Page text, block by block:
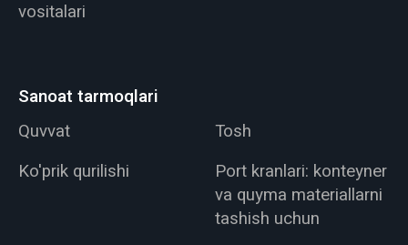
vositalari
Sanoat tarmoqlari
Quvvat
Tosh
Ko'prik qurilishi
Port kranlari: konteyner
va quyma materiallarni
tashish uchun